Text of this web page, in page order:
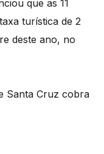
que as 11
turística de 2
deste ano, no
Santa Cruz cobra